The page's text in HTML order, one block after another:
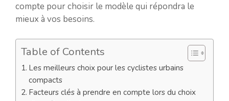
compte pour choisir le modèle qui répondra le
mieux à vos besoins.
Table of Contents
Les meilleurs choix pour les cyclistes urbains
compacts
Facteurs clés à prendre en compte lors du choix